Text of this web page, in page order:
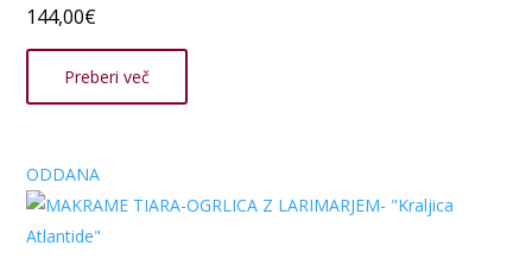
144,00€
Preberi več
ODDANA